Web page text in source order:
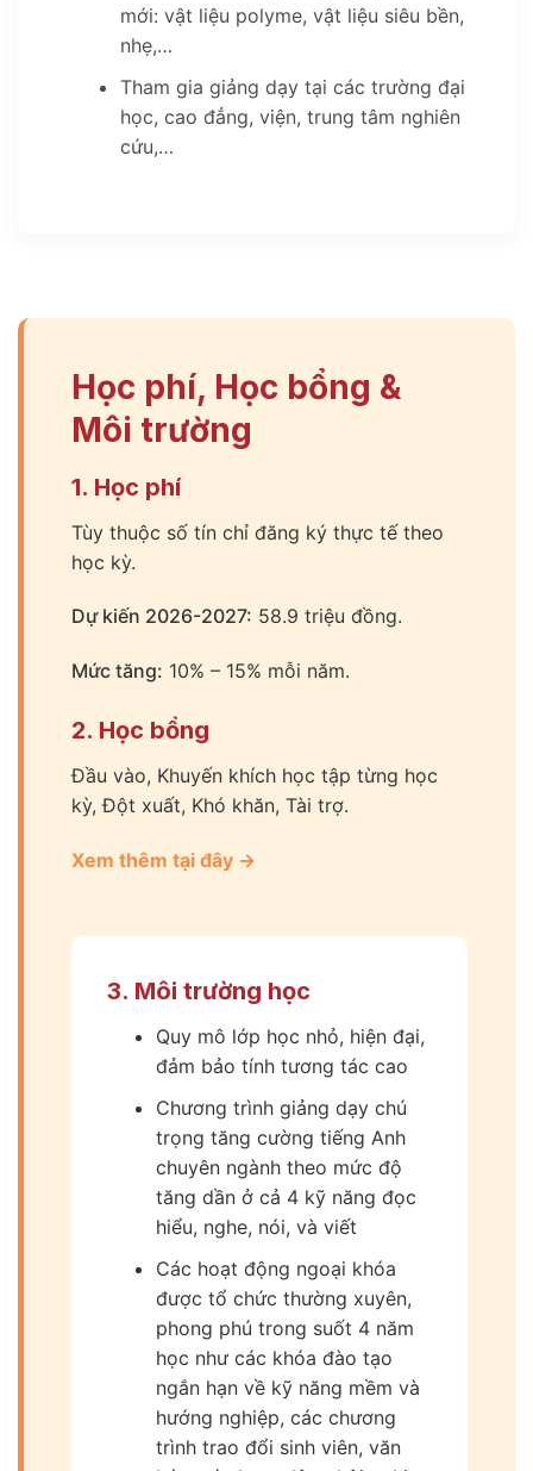
mới: vật liệu polyme, vật liệu siêu bền,
nhẹ,…
Tham gia giảng dạy tại các trường đại
học, cao đẳng, viện, trung tâm nghiên
cứu,…
Học phí, Học bổng &
Môi trường
1. Học phí
Tùy thuộc số tín chỉ đăng ký thực tế theo
học kỳ.
Dự kiến 2026-2027: 58.9 triệu đồng.
Mức tăng: 10% – 15% mỗi năm.
2. Học bổng
Đầu vào, Khuyến khích học tập từng học
kỳ, Đột xuất, Khó khăn, Tài trợ.
Xem thêm tại đây →
3. Môi trường học
Quy mô lớp học nhỏ, hiện đại,
đảm bảo tính tương tác cao
Chương trình giảng dạy chú
trọng tăng cường tiếng Anh
chuyên ngành theo mức độ
tăng dần ở cả 4 kỹ năng đọc
hiểu, nghe, nói, và viết
Các hoạt động ngoại khóa
được tổ chức thường xuyên,
phong phú trong suốt 4 năm
học như các khóa đào tạo
ngắn hạn về kỹ năng mềm và
hướng nghiệp, các chương
trình trao đổi sinh viên, văn